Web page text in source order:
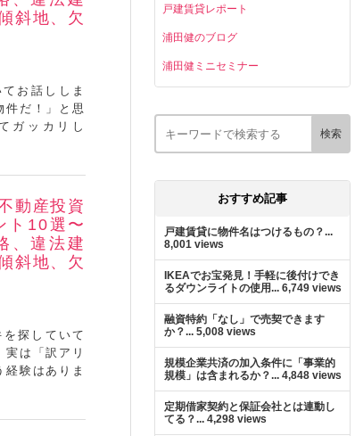
斜地、欠
お話ししま
件だ！」と思
ガッカリし
動産投資
ト10選〜
、違法建
斜地、欠
探していて
実は「訳アリ
験はありま
戸建賃貸レポート
浦田健のブログ
浦田健ミニセミナー
おすすめ記事
戸建賃貸に物件名はつけるもの？...
8,001 views
IKEAでお宝発見！手軽に後付けでき
るダウンライトの使用... 6,749 views
融資特約「なし」で売契できます
か？... 5,008 views
規模企業共済の加入条件に「事業的
規模」は含まれるか？... 4,848 views
定期借家契約と保証会社とは連動し
てる？... 4,298 views